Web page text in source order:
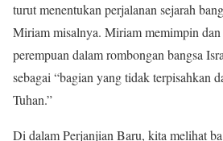
turut menentukan perjalanan sejarah
Miriam misalnya. Miriam memimpin dan
perempuan dalam rombongan bangsa
sebagai “bagian yang tidak terpisahkan
Tuhan.”
Di dalam Perjanjian Baru, kita melihat